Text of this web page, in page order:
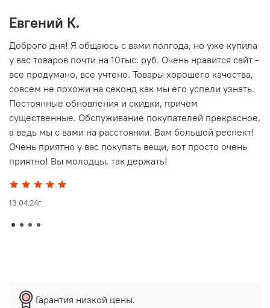
Евгений К.
Доброго дня! Я общаюсь с вами полгода, но уже купила
у вас товаров почти на 10тыс. руб. Очень нравится сайт -
все продумано, все учтено. Товары хорошего качества,
совсем не похожи на секонд как мы его успели узнать.
Постоянные обновления и скидки, причем
существенные. Обслуживание покупателей прекрасное,
а ведь мы с вами на расстоянии. Вам большой респект!
Очень приятно у вас покупать вещи, вот просто очень
приятно! Вы молодцы, так держать!
13.04.24г
Гарантия низкой цены.